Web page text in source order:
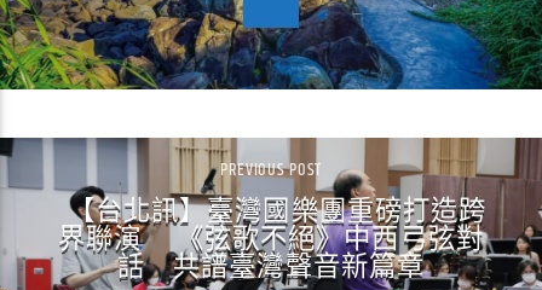
PREVIOUS POST
【台北訊】臺灣國樂團重磅打造跨
界聯演 《弦歌不絕》中西弓弦對
話 共譜臺灣聲音新篇章